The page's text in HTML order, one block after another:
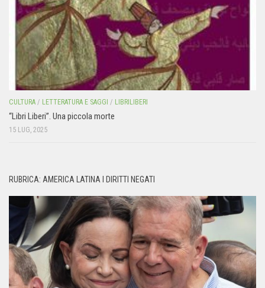
CULTURA / LETTERATURA E SAGGI / LIBRILIBERI
“Libri Liberi”. Una piccola morte
15 LUG, 2025
RUBRICA: AMERICA LATINA I DIRITTI NEGATI